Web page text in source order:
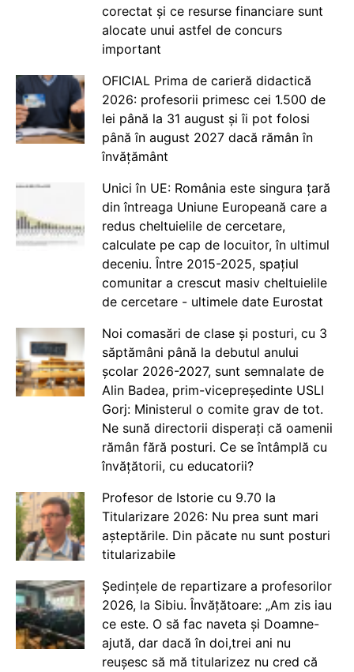
corectat și ce resurse financiare sunt
alocate unui astfel de concurs
important
OFICIAL Prima de carieră didactică
2026: profesorii primesc cei 1.500 de
lei până la 31 august și îi pot folosi
până în august 2027 dacă rămân în
învățământ
Unici în UE: România este singura țară
din întreaga Uniune Europeană care a
redus cheltuielile de cercetare,
calculate pe cap de locuitor, în ultimul
deceniu. Între 2015-2025, spațiul
comunitar a crescut masiv cheltuielile
de cercetare - ultimele date Eurostat
Noi comasări de clase și posturi, cu 3
săptămâni până la debutul anului
școlar 2026-2027, sunt semnalate de
Alin Badea, prim-vicepreședinte USLI
Gorj: Ministerul o comite grav de tot.
Ne sună directorii disperați că oamenii
rămân fără posturi. Ce se întâmplă cu
învățătorii, cu educatorii?
Profesor de Istorie cu 9.70 la
Titularizare 2026: Nu prea sunt mari
așteptările. Din păcate nu sunt posturi
titularizabile
Ședințele de repartizare a profesorilor
2026, la Sibiu. Învățătoare: „Am zis iau
ce este. O să fac naveta și Doamne-
ajută, dar dacă în doi,trei ani nu
reușesc să mă titularizez nu cred că